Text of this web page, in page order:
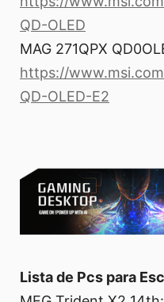
QD-OLED
MAG 271QPX
https://
QD-OLED-E2
Lista de Pcs para